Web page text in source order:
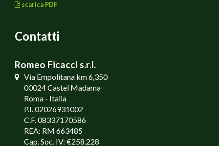
scarica PDF
Contatti
Romeo Ficacci s.r.l.
Via Empolitana km 6,350
00024 Castel Madama
Roma - Italia
P.I. 02026931002
C.F. 08337170586
REA: RM 663485
Cap. Soc. IV: €258.228